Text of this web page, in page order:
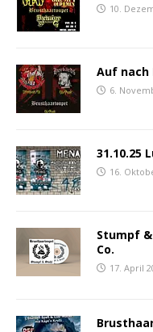
10.
Auf nach
6.
31.10.25
16.
Stumpf
Co.
17. April